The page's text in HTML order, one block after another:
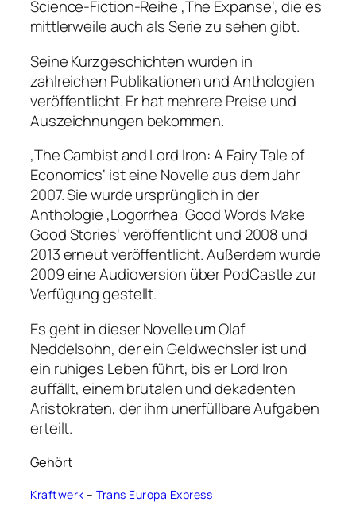
Science-Fiction-Reihe ‚The Expanse‘, die es
mittlerweile auch als Serie zu sehen gibt.
Seine Kurzgeschichten wurden in
zahlreichen Publikationen und Anthologien
veröffentlicht. Er hat mehrere Preise und
Auszeichnungen bekommen.
‚The Cambist and Lord Iron: A Fairy Tale of
Economics‘ ist eine Novelle aus dem Jahr
2007. Sie wurde ursprünglich in der
Anthologie ‚Logorrhea: Good Words Make
Good Stories‘ veröffentlicht und 2008 und
2013 erneut veröffentlicht. Außerdem wurde
2009 eine Audioversion über PodCastle zur
Verfügung gestellt.
Es geht in dieser Novelle um Olaf
Neddelsohn, der ein Geldwechsler ist und
ein ruhiges Leben führt, bis er Lord Iron
auffällt, einem brutalen und dekadenten
Aristokraten, der ihm unerfüllbare Aufgaben
erteilt.
Gehört
Kraftwerk – Trans Europa Express